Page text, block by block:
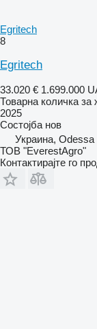
Egritech
8
Egritech
33.020 € 1.699.000
Товарна количка за
2025
Состојба нов
Украина, Odessa
ТОВ "EverestAgro"
Контактирајте го